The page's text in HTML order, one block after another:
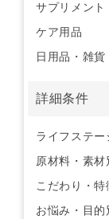
サプリメント
ケア用品
日用品・雑貨
詳細条件
ライフステー
原材料・素材
こだわり・特
お悩み・目的